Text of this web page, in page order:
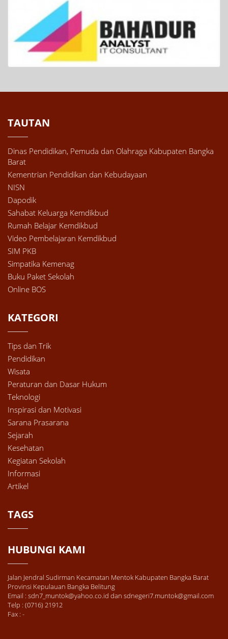
TAUTAN
Dinas Pendidikan, Pemuda dan Olahraga Kabupaten Bangka
Barat
Kementrian Pendidikan dan Kebudayaan
NISN
Dapodik
Sahabat Keluarga Kemdikbud
Rumah Belajar Kemdikbud
Video Pembelajaran Kemdikbud
SIM PKB
Simpatika Kemenag
Buku Paket Sekolah
Online BOS
KATEGORI
Tips dan Trik
Pendidikan
Wisata
Peraturan dan Dasar Hukum
Teknologi
Inspirasi dan Motivasi
Sarana Prasarana
Sejarah
Kesehatan
Kegiatan Sekolah
Informasi
Artikel
TAGS
HUBUNGI KAMI
Jalan Jendral Sudirman Kecamatan Mentok Kabupaten Bangka Barat
Provinsi Kepulauan Bangka Belitung
Email : sdn7_muntok@yahoo.co.id dan sdnegeri7.muntok@gmail.com
Telp : (0716) 21912
Fax : -